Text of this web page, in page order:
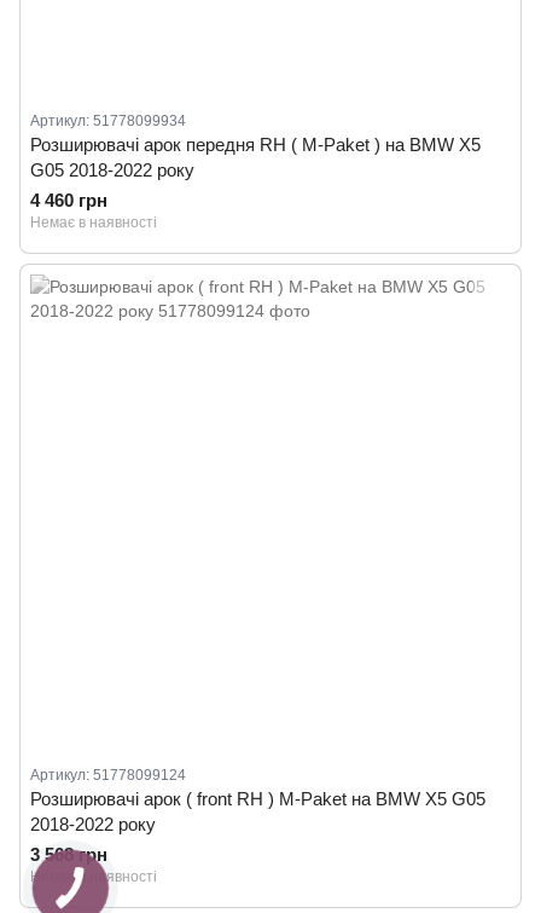
Артикул: 51778099934
Розширювачі арок передня RH ( M-Paket ) на BMW X5
G05 2018-2022 року
4 460 грн
Немає в наявності
Артикул: 51778099124
Розширювачі арок ( front RH ) M-Paket на BMW X5 G05
2018-2022 року
3 568 грн
Немає в наявності